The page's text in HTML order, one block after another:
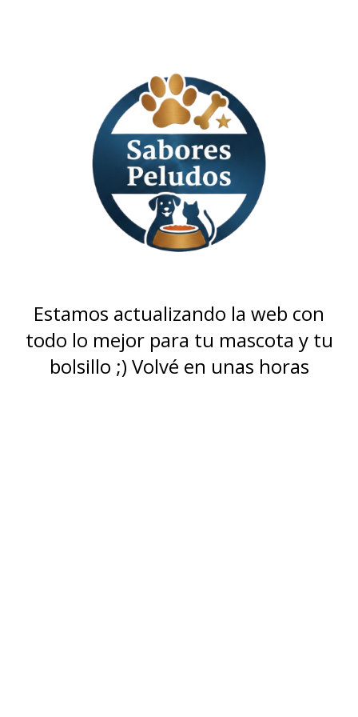
Estamos actualizando la web con
todo lo mejor para tu mascota y tu
bolsillo ;) Volvé en unas horas